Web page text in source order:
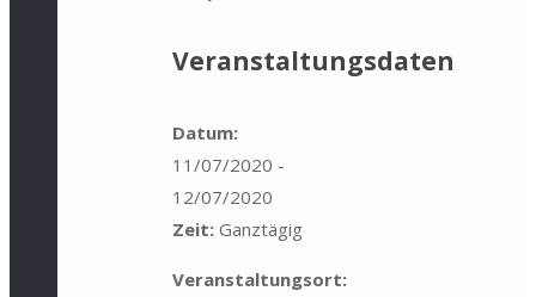
Veranstaltungsdaten
Datum:
11/07/2020 -
12/07/2020
Zeit: Ganztägig
Veranstaltungsort: